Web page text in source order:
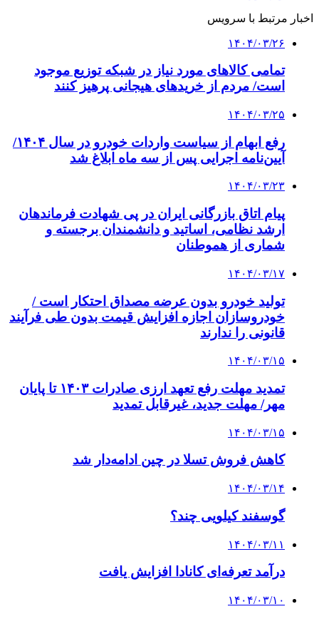
اخبار مرتبط با سرویس
۱۴۰۴/۰۳/۲۶
تمامی کالاهای مورد نیاز در شبکه توزیع موجود
است/ مردم از خریدهای هیجانی پرهیز کنند
۱۴۰۴/۰۳/۲۵
رفع ابهام از سیاست واردات خودرو در سال ۱۴۰۴/
آیین‌نامه اجرایی پس از سه ماه ابلاغ شد
۱۴۰۴/۰۳/۲۳
پیام اتاق بازرگانی ایران در پی شهادت فرماندهان
ارشد نظامی، اساتید و دانشمندان برجسته و
شماری از هموطنان
۱۴۰۴/۰۳/۱۷
تولید خودرو بدون عرضه مصداق احتکار است /
خودروسازان اجازه افزایش قیمت بدون طی فرآیند
قانونی را ندارند
۱۴۰۴/۰۳/۱۵
تمدید مهلت رفع تعهد ارزی صادرات ۱۴۰۳ تا پایان
مهر/ مهلت جدید، غیرقابل تمدید
۱۴۰۴/۰۳/۱۵
کاهش فروش تسلا در چین ادامه‌دار شد
۱۴۰۴/۰۳/۱۴
گوسفند کیلویی چند؟
۱۴۰۴/۰۳/۱۱
درآمد تعرفه‌ای کانادا افزایش یافت
۱۴۰۴/۰۳/۱۰